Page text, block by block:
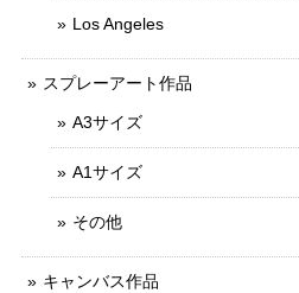
Los Angeles
スプレーアート作品
A3サイズ
A1サイズ
その他
キャンバス作品